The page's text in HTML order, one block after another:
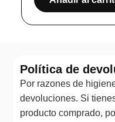
Política de
Por razones de
devoluciones. Si
producto comprado,